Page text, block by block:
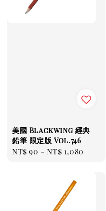
美國 Blackwing 經典
鉛筆 限定版 Vol.746
Regular
NT$ 90 -NT$ 1,080